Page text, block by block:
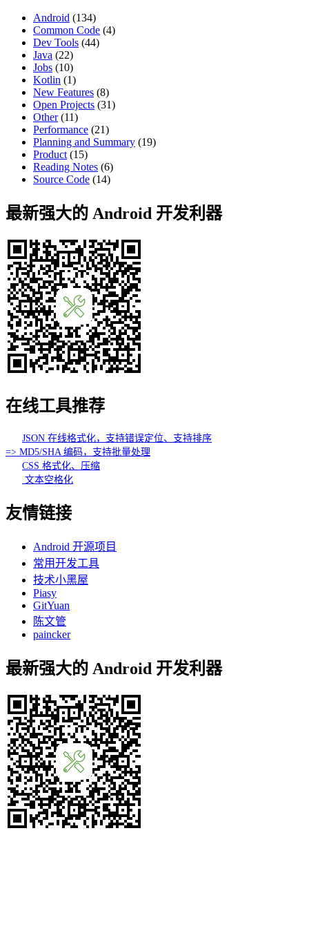
Android (134)
Common Code (4)
Dev Tools (44)
Java (22)
Jobs (10)
Kotlin (1)
New Features (8)
Open Projects (31)
Other(11)
Performance (21)
Planning and Summary (19)
Product (15)
Reading Notes (6)
Source Code (14)
最新强大的 Android 开发利器
在线工具推荐
JSON 在线格式化，支持错误定位、支持排序
=> MD5/SHA 编码，支持批量处理
CSS 格式化、压缩
文本空格化
友情链接
Android 开源项目
常用开发工具
技术小黑屋
Piasy
GitYuan
陈文管
paincker
最新强大的 Android 开发利器